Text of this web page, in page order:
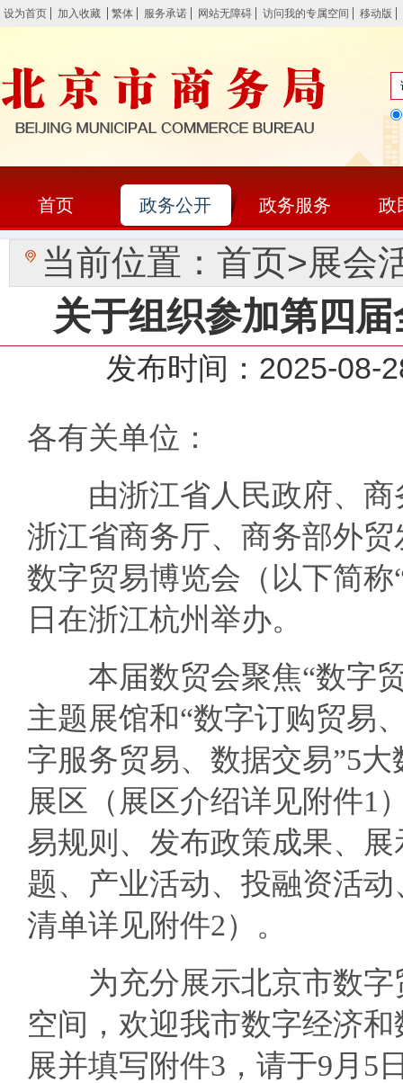
设为首页 加入收藏 繁体 服务承诺 网站无障碍 访问我的专属空间 移动版
首页 政务公开 政务服务 政
当前位置： 首页>展会
关于组织参加第四
发布时间：2025-
各有关单位：
由浙江省人民政府、商
浙江省商务厅、商务部外
数字贸易博览会（以下简称
日在浙江杭州举办。
本届数贸会聚焦“数字贸
主题展馆和“数字订购贸易
字服务贸易、数据交易”5
展区（展区介绍详见附件1
易规则、发布政策成果、
题、产业活动、投融资活
清单详见附件2）。
为充分展示北京市数字
空间，欢迎我市数字经济
展并填写附件3，请于9月5